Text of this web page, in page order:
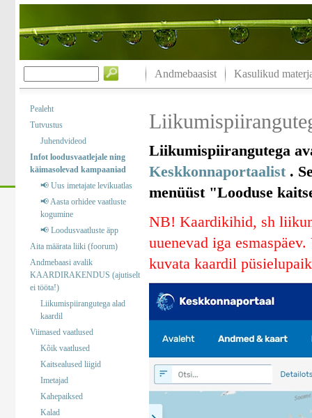
Andmebaasist Kasulikud
Pealeht
Tutvustus
Juhendvideod
Infot loodusvaatlejale ning
käimasolevad kampaaniad
📢 Uus imetajate levikuatlas
📢 Aasta orhidee vaatluste
kogumine
📢 Loodusvaatluste äpp
Aita määrata liiki (foorum)
Andmebaasi avalik
KAARDIRAKENDUS (ajutiselt
ei tööta!)
Liikumispiirangutega alad
kaardil
Viimased vaatlused
Kõik vaatlused
Kaitsealused liigid
Imetajad
Kahepaiksed
Kalad
Liikumispiirangutega
Keskkonnaportaalist.
menüüst "Looduse
NB! Kaardikihid, sh
uuenevad iga
kuvata kaardil